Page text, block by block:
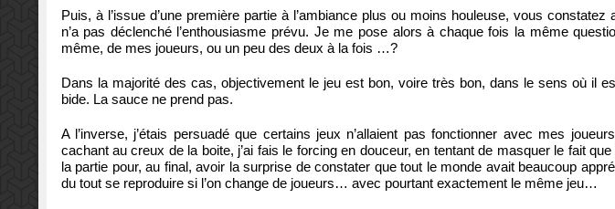
Puis, à l’issue d’une première partie à l’ambiance plus ou moins houleuse, vous
n’a pas déclenché l’enthousiasme prévu. Je me pose alors à chaque fois la même
même, de mes joueurs, ou un peu des deux à la fois …?
Dans la majorité des cas, objectivement le jeu est bon, voire très bon, dans le sens où il
bide. La sauce ne prend pas.
A l’inverse, j’étais persuadé que certains jeux n’allaient pas fonctionner avec mes
cachant au creux de la boite, j’ai fais le forcing en douceur, en tentant de masquer le fait
la partie pour, au final, avoir la surprise de constater que tout le monde avait beaucoup
du tout se reproduire si l’on change de joueurs… avec pourtant exactement le même jeu…